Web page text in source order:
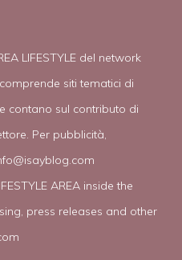
LIFESTYLE del network
siti tematici di
contano sul contributo di
Per pubblicità,
AREA inside the
press releases and other